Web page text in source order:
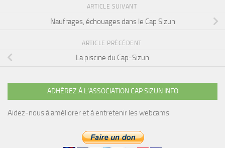
ARTICLE SUIVANT
Naufrages, échouages dans le Cap Sizun
ARTICLE PRÉCÉDENT
La piscine du Cap-Sizun
ADHÉREZ À L’ASSOCIATION CAP SIZUN INFO
Aidez-nous à améliorer et à entretenir les webcams